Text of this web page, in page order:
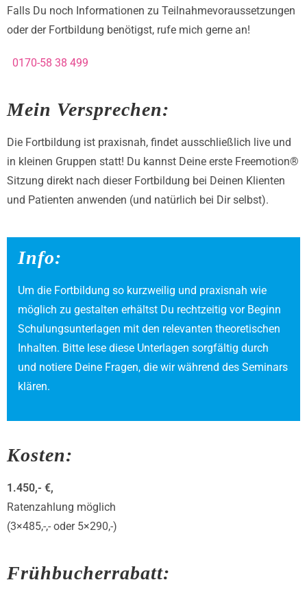
Falls Du noch Informationen zu Teilnahmevoraussetzungen
oder der Fortbildung benötigst, rufe mich gerne an!
0170-58 38 499
Mein Versprechen:
Die Fortbildung ist praxisnah, findet ausschließlich live und
in kleinen Gruppen statt! Du kannst Deine erste Freemotion®
Sitzung direkt nach dieser Fortbildung bei Deinen Klienten
und Patienten anwenden (und natürlich bei Dir selbst).
Info:
Um die Fortbildung so kurzweilig und praxisnah wie
möglich zu gestalten erhältst Du rechtzeitig vor Beginn
Schulungsunterlagen mit den relevanten theoretischen
Inhalten. Bitte lese diese Unterlagen sorgfältig durch
und notiere Deine Fragen, die wir während des Seminars
klären.
Kosten:
1.450,- €,
Ratenzahlung möglich
(3×485,-,- oder 5×290,-)
Frühbucherrabatt: